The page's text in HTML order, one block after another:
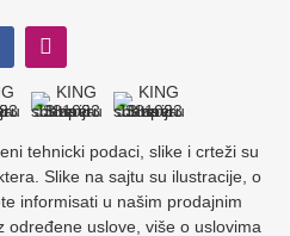
tehnicki podaci, slike i crteži su
Slike na sajtu su ilustracije, o
informisati u našim prodajnim
određene uslove, više o uslovima